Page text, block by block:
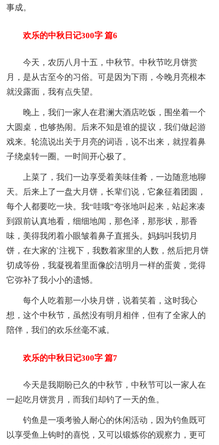
事成。
欢乐的中秋日记300字 篇6
今天，农历八月十五，中秋节。中秋节吃月饼赏
月，是从古至今的习俗。可是因为下雨，今晚月亮根本
就没露面，我有点失望。
晚上，我们一家人在君澜大酒店吃饭，围坐着一个
大圆桌，也够热闹。后来不知是谁的提议，我们做起游
戏来。轮流说出关于月亮的词语，说不出来，就捏着鼻
子绕桌转一圈。一时间开心极了。
上菜了，我们一边享受着美味佳肴，一边随意地聊
天。后来上了一盘大月饼，长辈们说，它象征着团圆，
每个人都要吃一块。我“哇哦”夸张地叫起来，站起来凑
到跟前认真地看，细细地闻，那色泽，那形状，那香
味，美得我闭着小眼皱着鼻子直摇头。妈妈叫我切月
饼，在大家的`注视下，我数着家里的人数，然后把月饼
切成等份，我凝视着里面像皎洁明月一样的蛋黄，觉得
它弥补了我小小的遗憾。
每个人吃着那一小块月饼，说着笑着，这时我心
想，这个中秋节，虽然没有明月相伴，但有了全家人的
陪伴，我们的欢乐丝毫不减。
欢乐的中秋日记300字 篇7
今天是我期盼已久的中秋节，中秋节可以一家人在
一起吃月饼赏月，而我们却钓了一天的鱼。
钓鱼是一项考验人耐心的休闲活动，因为钓鱼既可
以享受鱼上钩时的喜悦，又可以锻炼你的观察力，更可